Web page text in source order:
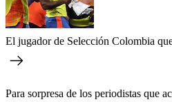
El jugador de Selección Colombia
Para sorpresa de los periodistas que